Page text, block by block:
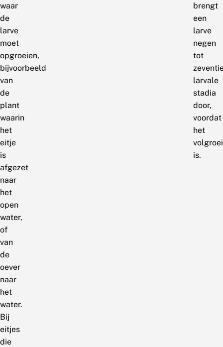
waar
de
larve
moet
opgroeien,
bijvoorbeeld
van
de
plant
waarin
het
eitje
is
afgezet
naar
het
open
water,
of
van
de
oever
naar
het
water.
Bij
eitjes
die
brengt
een
larve
negen
tot
larvale
stadia
door,
voordat
het
is.